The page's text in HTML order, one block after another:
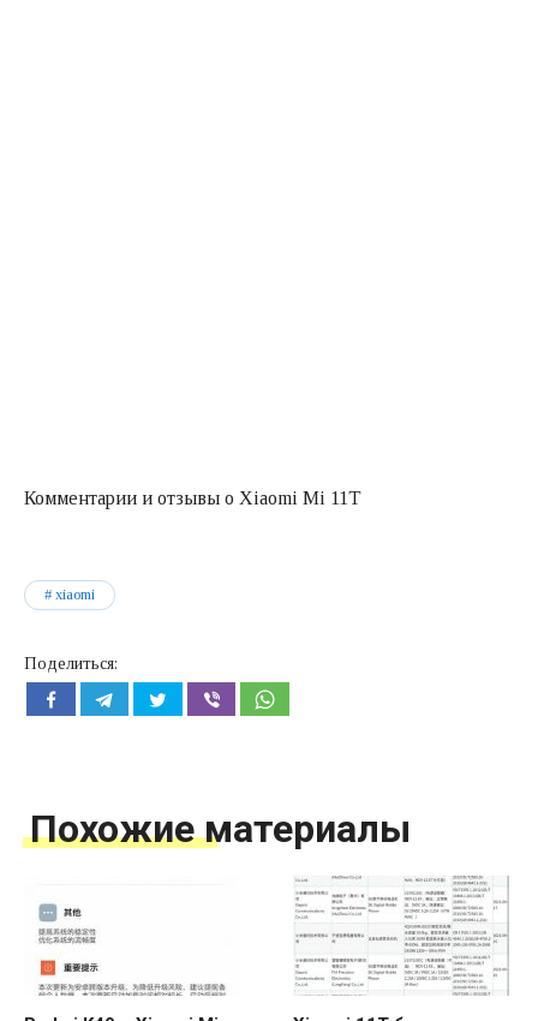
Комментарии и отзывы о Xiaomi Mi 11T
xiaomi
Поделиться:
Похожие материалы